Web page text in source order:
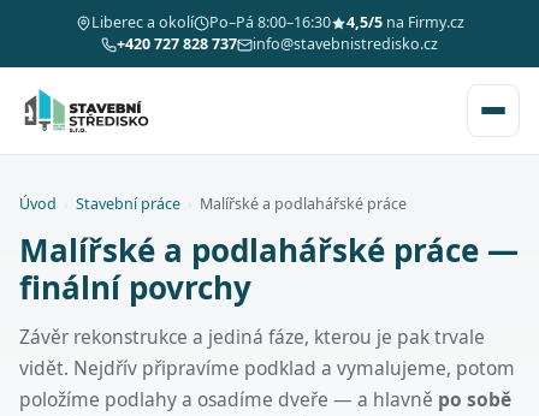
Liberec a okolí Po–Pá 8:00–16:30 4,5/5na Firmy.cz
+420 727 828 737
info@stavebnistredisko.cz
Úvod Stavební práce Malířské a podlahářské práce
Malířské a podlahářské práce —
finální povrchy
Závěr rekonstrukce a jediná fáze, kterou je pak trvale
vidět. Nejdřív připravíme podklad a vymalujeme, potom
položíme podlahy a osadíme dveře — a hlavně po sobě